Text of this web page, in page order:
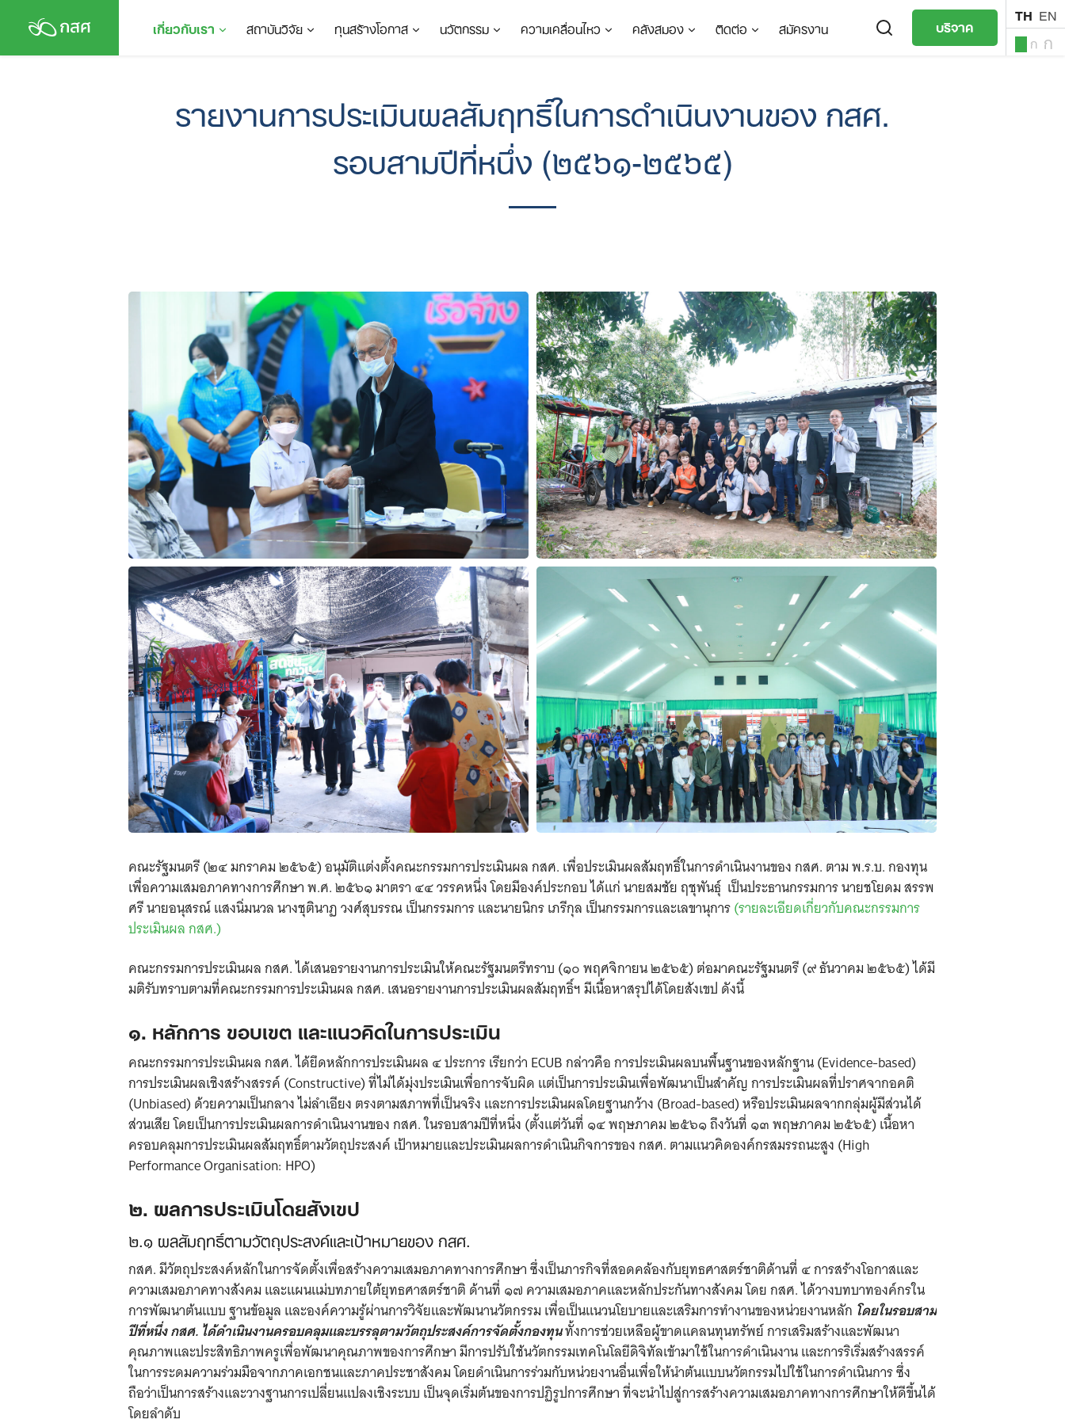
content
เกี่ยวกับเรา สถาบันวิจัย ทุนสร้างโอกาส นวัตกรรม ความเคลื่อนไหว คลังสมอง ติดต่อ สมัครงาน บริจาค TH EN
ก ก
รายงานการประเมินผลสัมฤทธิ์ในการดำเนินงานของ กสศ.
รอบสามปีที่หนึ่ง (๒๕๖๑-๒๕๖๕)
คณะรัฐมนตรี (๒๔ มกราคม ๒๕๖๕) อนุมัติแต่งตั้งคณะกรรมการประเมินผล กสศ. เพื่อประเมินผลสัมฤทธิ์ในการดำเนินงานของ กสศ. ตาม พ.ร.บ. กองทุน
เพื่อความเสมอภาคทางการศึกษา พ.ศ. ๒๕๖๑ มาตรา ๔๔ วรรคหนึ่ง โดยมีองค์ประกอบ ได้แก่ นายสมชัย ฤชุพันธุ์ เป็นประธานกรรมการ นายชโยดม สรรพ
ศรี นายอนุสรณ์ แสงนิ่มนวล นางชุตินาฏ วงศ์สุบรรณ เป็นกรรมการ และนายนิกร เภรีกุล เป็นกรรมการและเลขานุการ(รายละเอียดเกี่ยวกับคณะกรรมการ
ประเมินผล กสศ.)
คณะกรรมการประเมินผล กสศ. ได้เสนอรายงานการประเมินให้คณะรัฐมนตรีทราบ (๑๐ พฤศจิกายน ๒๕๖๕) ต่อมาคณะรัฐมนตรี (๙ ธันวาคม ๒๕๖๕) ได้มี
มติรับทราบตามที่คณะกรรมการประเมินผล กสศ. เสนอรายงานการประเมินผลสัมฤทธิ์ฯ มีเนื้อหาสรุปได้โดยสังเขป ดังนี้
๑. หลักการ ขอบเขต และแนวคิดในการประเมิน
คณะกรรมการประเมินผล กสศ. ได้ยึดหลักการประเมินผล ๔ ประการ เรียกว่า ECUB กล่าวคือ การประเมินผลบนพื้นฐานของหลักฐาน (Evidence-based)
การประเมินผลเชิงสร้างสรรค์ (Constructive) ที่ไม่ได้มุ่งประเมินเพื่อการจับผิด แต่เป็นการประเมินเพื่อพัฒนาเป็นสำคัญ การประเมินผลที่ปราศจากอคติ
(Unbiased) ด้วยความเป็นกลาง ไม่ลำเอียง ตรงตามสภาพที่เป็นจริง และการประเมินผลโดยฐานกว้าง (Broad-based) หรือประเมินผลจากกลุ่มผู้มีส่วนได้
ส่วนเสีย โดยเป็นการประเมินผลการดำเนินงานของ กสศ. ในรอบสามปีที่หนึ่ง (ตั้งแต่วันที่ ๑๔ พฤษภาคม ๒๕๖๑ ถึงวันที่ ๑๓ พฤษภาคม ๒๕๖๕) เนื้อหา
ครอบคลุมการประเมินผลสัมฤทธิ์ตามวัตถุประสงค์ เป้าหมายและประเมินผลการดำเนินกิจการของ กสศ. ตามแนวคิดองค์กรสมรรถนะสูง (High
Performance Organisation: HPO)
๒. ผลการประเมินโดยสังเขป
๒.๑ ผลสัมฤทธิ์ตามวัตถุประสงค์และเป้าหมายของ กสศ.
กสศ. มีวัตถุประสงค์หลักในการจัดตั้งเพื่อสร้างความเสมอภาคทางการศึกษา ซึ่งเป็นภารกิจที่สอดคล้องกับยุทธศาสตร์ชาติด้านที่ ๔ การสร้างโอกาสและ
ความเสมอภาคทางสังคม และแผนแม่บทภายใต้ยุทธศาสตร์ชาติ ด้านที่ ๑๗ ความเสมอภาคและหลักประกันทางสังคม โดย กสศ. ได้วางบทบาทองค์กรใน
การพัฒนาต้นแบบ ฐานข้อมูล และองค์ความรู้ผ่านการวิจัยและพัฒนานวัตกรรม เพื่อเป็นแนวนโยบายและเสริมการทำงานของหน่วยงานหลัก โดยในรอบสาม
ปีที่หนึ่ง กสศ. ได้ดำเนินงานครอบคลุมและบรรลุตามวัตถุประสงค์การจัดตั้งกองทุนทั้งการช่วยเหลือผู้ขาดแคลนทุนทรัพย์ การเสริมสร้างและพัฒนา
คุณภาพและประสิทธิภาพครูเพื่อพัฒนาคุณภาพของการศึกษา มีการปรับใช้นวัตกรรมเทคโนโลยีดิจิทัลเข้ามาใช้ในการดำเนินงาน และการริเริ่มสร้างสรรค์
ในการระดมความร่วมมือจากภาคเอกชนและภาคประชาสังคม โดยดำเนินการร่วมกับหน่วยงานอื่นเพื่อให้นำต้นแบบนวัตกรรมไปใช้ในการดำเนินการ ซึ่ง
ถือว่าเป็นการสร้างและวางฐานการเปลี่ยนแปลงเชิงระบบ เป็นจุดเริ่มต้นของการปฏิรูปการศึกษา ที่จะนำไปสู่การสร้างความเสมอภาคทางการศึกษาให้ดีขึ้นได้
โดยลำดับ